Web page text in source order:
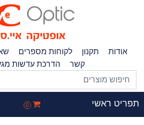
אודות תקנון לקוחות מספרים
קשר
הדרכת עדשות מגע
ראשי 0